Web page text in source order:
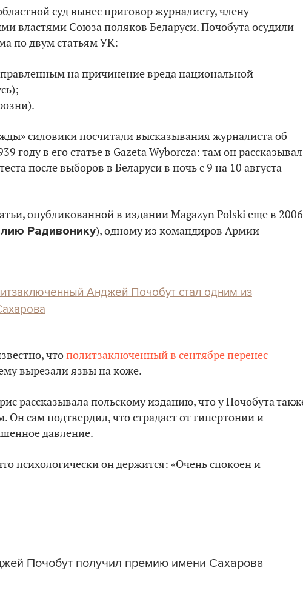
суд вынес приговор журналисту, члену
властями Союза поляков Беларуси. Почобута осудили
по двум статьям УК:
на причинение вреда национальной
силовики посчитали высказывания журналиста об
году в его статье в Gazeta Wyborcza: там он рассказывал
после выборов в Беларуси в ночь с 9 на 10 августа
опубликованной в издании Magazyn Polski еще в 2006
Радивонику), одному из командиров Армии
Анджей Почобут стал одним из
чтополитзаключенный в сентябре перенес
вырезали язвы на коже.
рассказывала польскому изданию, что у Почобута
Он сам подтвердил, что страдает от гипертонии и
давление.
психологически он держится: «Очень спокоен и
Почобут получил премию имени Сахарова